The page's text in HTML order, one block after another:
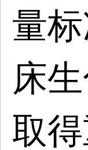
量
床
取